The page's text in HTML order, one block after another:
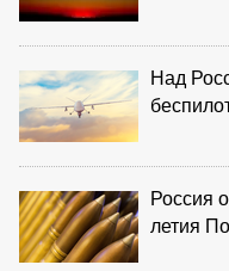
Над
Россия
летия